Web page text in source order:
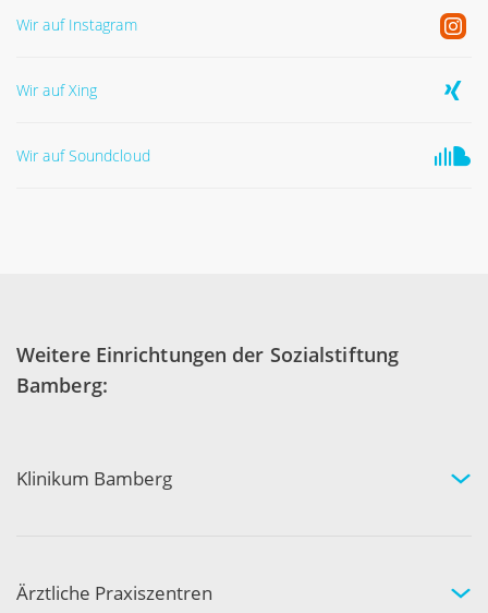
Wir auf Instagram
Wir auf Xing
Wir auf Soundcloud
Weitere Einrichtungen der Sozialstiftung
Bamberg:
Klinikum Bamberg
Ihre Sicherheit
Ärztliche Praxiszentren